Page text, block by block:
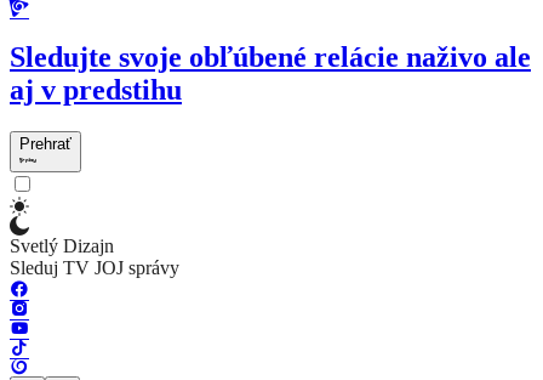
Sledujte svoje obľúbené relácie naživo ale
aj v predstihu
Prehrať
Svetlý Dizajn
Sleduj TV JOJ správy